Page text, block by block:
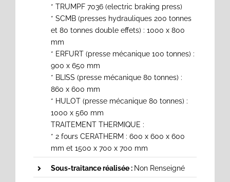
* TRUMPF 7036 (electric braking press)
* SCMB (presses hydrauliques 200 tonnes
et 80 tonnes double effets) : 1000 x 800
mm
* ERFURT (presse mécanique 100 tonnes) :
900 x 650 mm
* BLISS (presse mécanique 80 tonnes) :
860 x 600 mm
* HULOT (presse mécanique 80 tonnes) :
1000 x 560 mm
TRAITEMENT THERMIQUE :
* 2 fours CERATHERM : 600 x 600 x 600
mm et 1500 x 700 x 700 mm
Sous-traitance réalisée : Non Renseigné